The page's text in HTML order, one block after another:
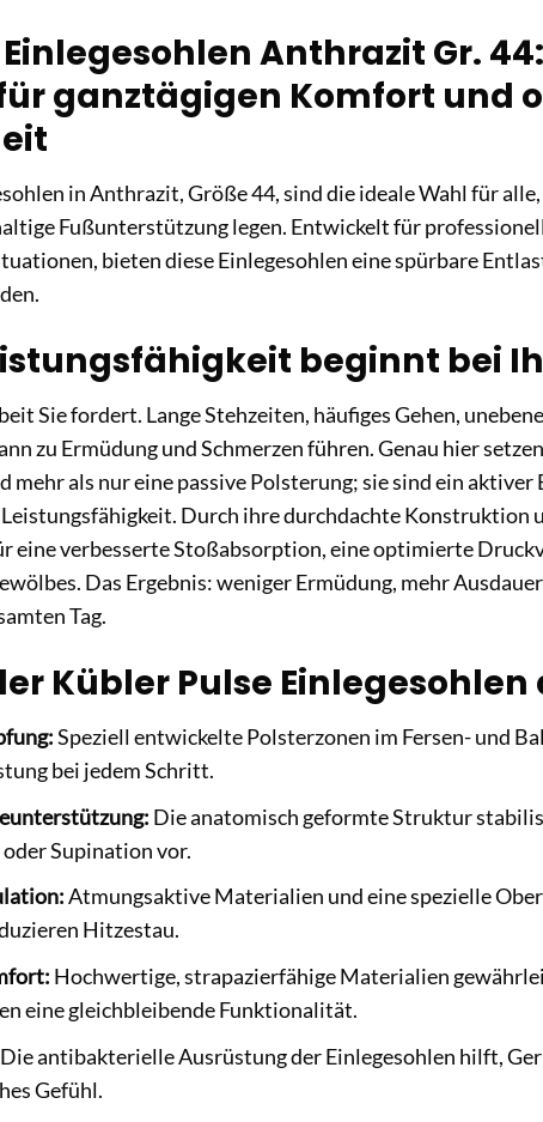
Anthrazit Gr.
ganztägigen Komfort und
in Anthrazit, Größe 44, sind die ideale Wahl für
Fußunterstützung legen. Entwickelt für
bieten diese Einlegesohlen eine spürbare
beginnt bei
Sie fordert. Lange Stehzeiten, häufiges Gehen,
zu Ermüdung und Schmerzen führen. Genau hier
mehr als nur eine passive Polsterung; sie sind ein aktiver
Durch ihre durchdachte Konstruktion
eine verbesserte Stoßabsorption, eine optimierte
Das Ergebnis: weniger Ermüdung, mehr
Tag.
Kübler Pulse
Speziell entwickelte Polsterzonen im Fersen- und
bei jedem Schritt.
Die anatomisch geformte Struktur
Supination vor.
Atmungsaktive Materialien und eine spezielle
Hitzestau.
Hochwertige, strapazierfähige Materialien
eine gleichbleibende Funktionalität.
Die antibakterielle Ausrüstung der Einlegesohlen hilft,
Gefühl.